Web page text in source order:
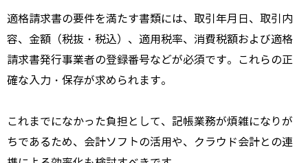
適格請求書の要件を満たす書類には、取引年月日、取引内
容、金額（税抜・税込）、適用税率、消費税額および適格
請求書発行事業者の登録番号などが必須です。これらの正
確な入力・保存が求められます。
これまでになかった負担として、記帳業務が煩雑になりが
ちであるため、会計ソフトの活用や、クラウド会計との連